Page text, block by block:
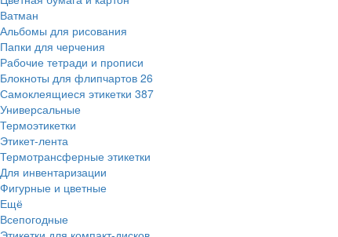
Ватман
Альбомы для рисования
Папки для черчения
Рабочие тетради и прописи
Блокноты для флипчартов 26
Самоклеящиеся этикетки 387
Универсальные
Термоэтикетки
Этикет-лента
Термотрансферные этикетки
Для инвентаризации
Фигурные и цветные
Ещё
Всепогодные